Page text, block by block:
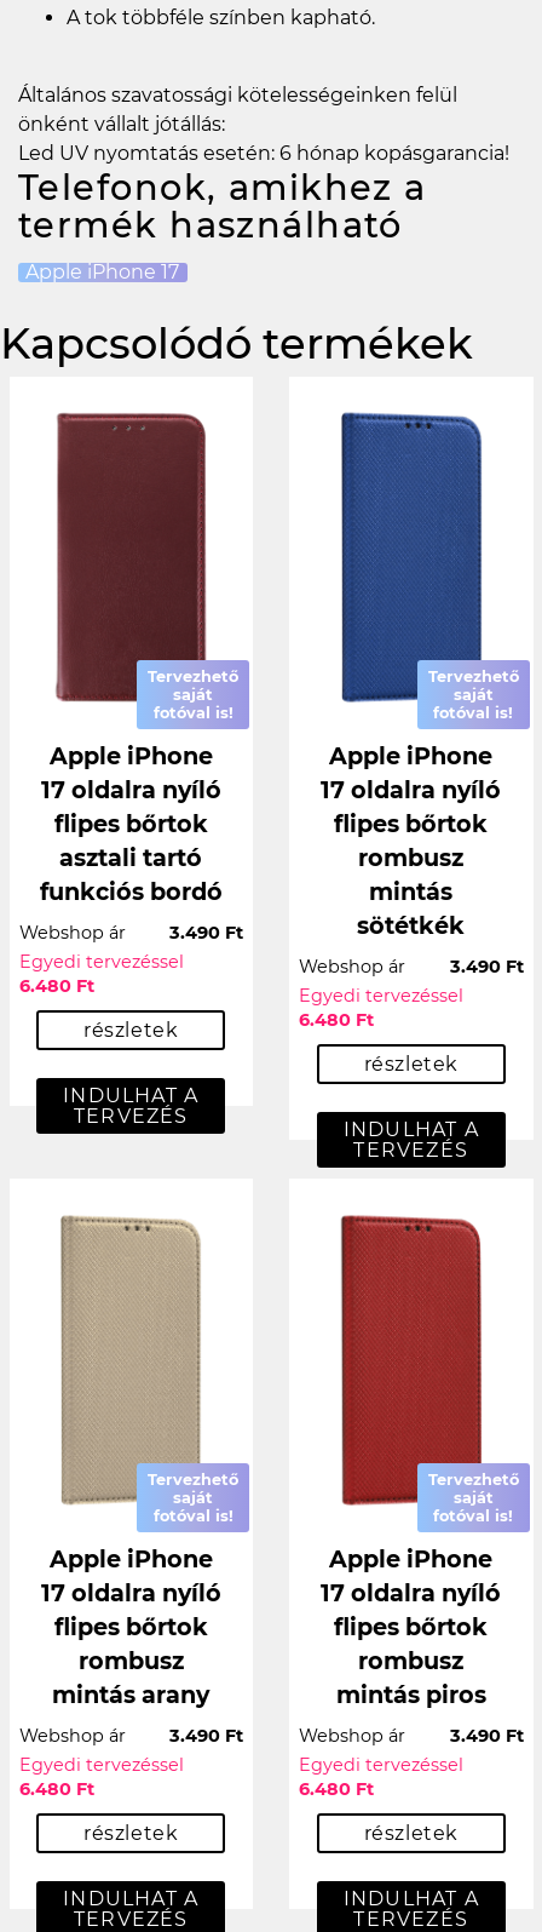
A tok többféle színben kapható.
Általános szavatossági kötelességeinken felül
önként vállalt jótállás:
Led UV nyomtatás esetén: 6 hónap kopásgarancia!
Telefonok, amikhez a
termék használható
Apple iPhone 17
Kapcsolódó termékek
Tervezhető
saját
fotóval is!
Apple iPhone
17 oldalra nyíló
flipes bőrtok
asztali tartó
funkciós bordó
Webshop ár
3.490 Ft
Egyedi tervezéssel
6.480 Ft
részletek
INDULHAT A
TERVEZÉS
Tervezhető
saját
fotóval is!
Apple iPhone
17 oldalra nyíló
flipes bőrtok
rombusz
mintás
sötétkék
Webshop ár
3.490 Ft
Egyedi tervezéssel
6.480 Ft
részletek
INDULHAT A
TERVEZÉS
Tervezhető
saját
fotóval is!
Apple iPhone
17 oldalra nyíló
flipes bőrtok
rombusz
mintás arany
Webshop ár
3.490 Ft
Egyedi tervezéssel
6.480 Ft
részletek
INDULHAT A
TERVEZÉS
Tervezhető
saját
fotóval is!
Apple iPhone
17 oldalra nyíló
flipes bőrtok
rombusz
mintás piros
Webshop ár
3.490 Ft
Egyedi tervezéssel
6.480 Ft
részletek
INDULHAT A
TERVEZÉS